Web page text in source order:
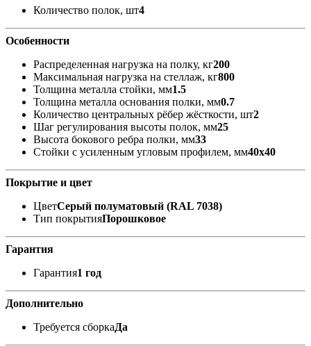
Количество полок, шт4
Особенности
Распределенная нагрузка на полку, кг200
Максимальная нагрузка на стеллаж, кг800
Толщина металла стойки, мм1.5
Толщина металла основания полки, мм0.7
Количество центральных рёбер жёсткости, шт2
Шаг регулирования высоты полок, мм25
Высота бокового ребра полки, мм33
Стойки с усиленным угловым профилем, мм40x40
Покрытие и цвет
ЦветСерый полуматовый (RAL 7038)
Тип покрытияПорошковое
Гарантия
Гарантия1 год
Дополнительно
Требуется сборкаДа